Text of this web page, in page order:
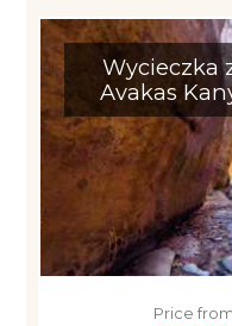
Wycieczka
Avakas
Price